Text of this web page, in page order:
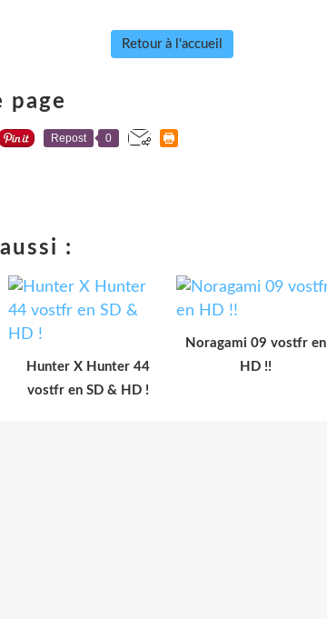
Retour à l'accueil
page
Repost 0
:
Hunter X Hunter 44
vostfr en SD & HD !
Noragami 09 vostfr en
HD !!